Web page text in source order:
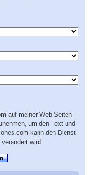
auf meiner Web-Seiten
um den Text und
kann den Dienst
wird.